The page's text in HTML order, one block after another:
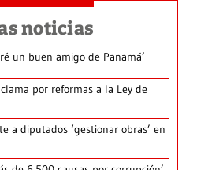
noticias
un buen amigo de Panamá’
por reformas a la Ley de
a diputados ‘gestionar obras’ en